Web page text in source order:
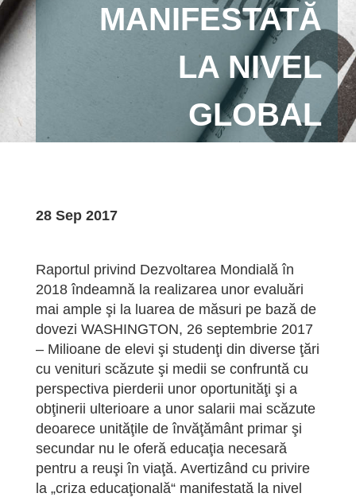
MANIFESTATĂ
LA NIVEL
GLOBAL
28 Sep 2017
Raportul privind Dezvoltarea Mondială în
2018 îndeamnă la realizarea unor evaluări
mai ample şi la luarea de măsuri pe bază de
dovezi WASHINGTON, 26 septembrie 2017
– Milioane de elevi şi studenţi din diverse ţări
cu venituri scăzute şi medii se confruntă cu
perspectiva pierderii unor oportunităţi şi a
obţinerii ulterioare a unor salarii mai scăzute
deoarece unităţile de învăţământ primar şi
secundar nu le oferă educaţia necesară
pentru a reuşi în viaţă. Avertizând cu privire
la „criza educaţională“ manifestată la nivel